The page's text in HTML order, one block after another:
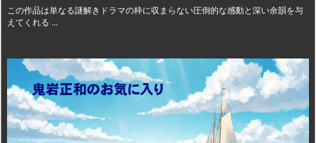
この作品は単なる謎解きドラマの枠に収まらない圧倒的な感動と深い余韻を与
えてくれる ...